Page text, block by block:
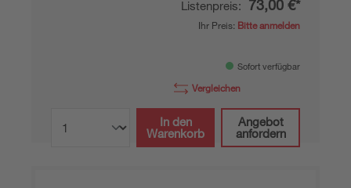
Listenpreis: 73,00 €*
Ihr Preis: Bitte anmelden
Sofort verfügbar
Vergleichen
In den
Warenkorb
Angebot
anfordern